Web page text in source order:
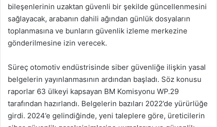
bileşenlerinin uzaktan güvenli bir şekilde güncellenmesini
sağlayacak, arabanın dahili ağından günlük dosyaların
toplanmasına ve bunların güvenlik izleme merkezine
gönderilmesine izin verecek.
Süreç otomotiv endüstrisinde siber güvenliğe ilişkin yasal
belgelerin yayınlanmasının ardından başladı. Söz konusu
raporlar 63 ülkeyi kapsayan BM Komisyonu WP.29
tarafından hazırlandı. Belgelerin bazıları 2022’de yürürlüğe
girdi. 2024’e gelindiğinde, yeni taleplere göre, üreticilerin